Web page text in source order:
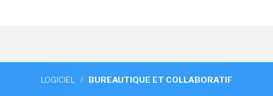
LOGICIEL / BUREAUTIQUE ET COLLABORATIF